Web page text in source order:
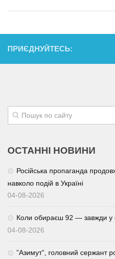
ПРИЄДНУЙТЕСЬ:
ОСТАННІ НОВИНИ
Російська пропаганда
навколо подій в Україні
04-08-2026
Коли обираєш 92 — завжди
04-08-2026
⁨”Азимут”, головний сержант